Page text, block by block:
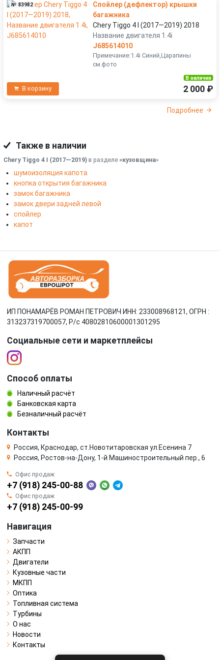
№ 83982
Спойлер (дефлектор) крышки
багажника
Chery Tiggo 4 I (2017—2019) 2018
Название двигателя 1.4i
J685614010
Примечание:1.4i Синий,Царапины
см.фото
В корзину
В наличии
2 000 ₽
Подробнее
Также в наличии
Chery Tiggo 4 I (2017—2019) в разделе «кузовщина»
шумоизоляция капота
кнопка открытия багажника
замок багажника
замок двери задней левой
спойлер
капот
ИП ПОНАМАРЁВ РОМАН ПЕТРОВИЧ ИНН: 233008968121, ОГРН :
313237319700057, Р/c 40802810600001301295
Социальные сети и маркетплейсы
Способ оплаты
Наличный расчёт
Банковская карта
Безналичный расчёт
Контакты
Россия, Краснодар, ст.Новотитаровская ул.Есенина 7
Россия, Ростов-на-Дону, 1-й Машиностроительный пер., 6
Офис продаж
+7 (918) 245-00-88
Офис продаж
+7 (918) 245-00-99
Навигация
Запчасти
АКПП
Двигатели
Кузовные части
МКПП
Оптика
Топливная система
Турбины
О нас
Новости
Контакты